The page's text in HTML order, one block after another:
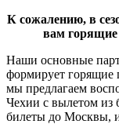
К сожалению, в
вам горящие
Наши основные
формирует горящие
мы предлагаем
Чехии с вылетом из
билеты до Москвы,